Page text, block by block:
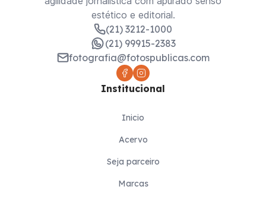
estético e editorial.
(21) 3212-1000
(21) 99915-2383
fotografia@fotospublicas.com
Institucional
Inicio
Acervo
Seja parceiro
Marcas